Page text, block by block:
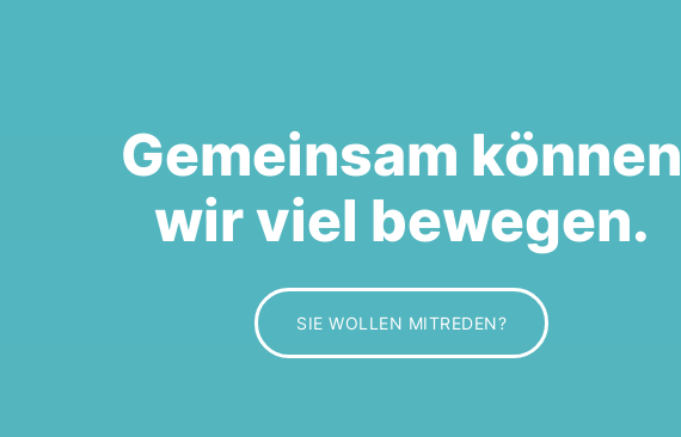
Gemeinsam können
wir viel bewegen.
SIE WOLLEN MITREDEN?